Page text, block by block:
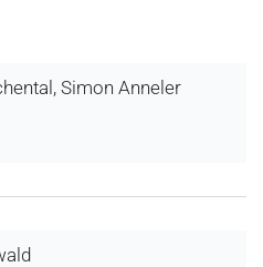
Simon Anneler